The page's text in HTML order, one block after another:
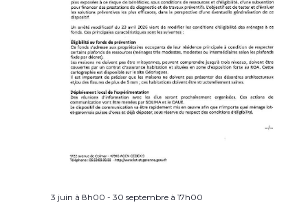
3 juin à 8h00 - 30 septembre à 17h00